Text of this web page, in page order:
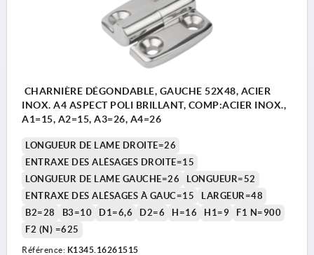
CHARNIÈRE DÉGONDABLE, GAUCHE 52X48, ACIER
INOX. A4 ASPECT POLI BRILLANT, COMP:ACIER INOX.,
A1=15, A2=15, A3=26, A4=26
LONGUEUR DE LAME DROITE=26
ENTRAXE DES ALÉSAGES DROITE=15
LONGUEUR DE LAME GAUCHE=26
LONGUEUR=52
ENTRAXE DES ALÉSAGES À GAUC=15
LARGEUR=48
B2=28
B3=10 D1=6,6 D2=6 H=16 H1=9
F1 N=900
F2 (N) =625
Référence: K1345.16261515